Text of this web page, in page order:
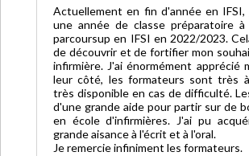
Actuellement en fin d'année en
une année de classe préparatoire
parcoursup en IFSI en 2022/2023.
de découvrir et de fortifier mon
infirmière. J'ai énormément apprécié
leur côté, les formateurs sont très
très disponible en cas de difficulté.
d'une grande aide pour partir sur de
en école d'infirmières. J'ai pu
grande aisance à l'écrit et à l'oral.
Je remercie infiniment les formateurs.